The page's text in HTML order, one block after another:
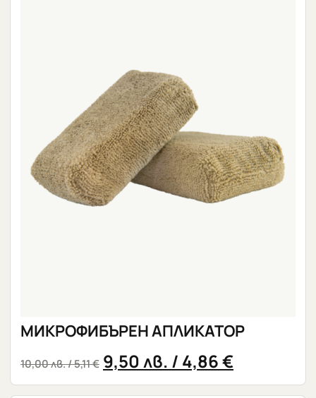
МИКРОФИБЪРЕН АПЛИКАТОР
10,00лв./ 5,11 € 9,50лв. / 4,86 €